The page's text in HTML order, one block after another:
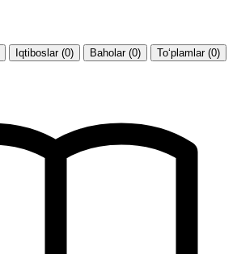
Iqtiboslar (0) Baholar (0) To‘plamlar (0)